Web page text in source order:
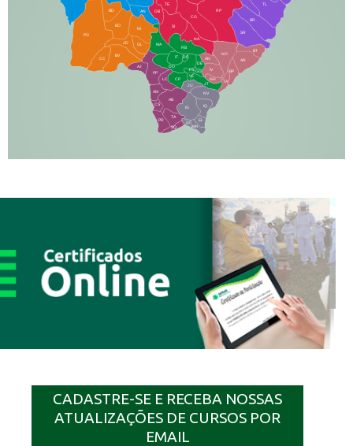
AN
TL
BR
SR
BT
AR
RP
CG
SI
NA
TA
NH
JT
RB
MA
IT
DR
DO
CP
JU
NV
IQ
EL
BD
BO
NI
JD
PO
BV
CC
PP
AJ
LC
AM
AB
JP
DB
TE
CS
PR
TA
SQ
IG
MN
NO
BP
GL
AN
IV
FS
VC
GD
DE
CADASTRE-SE E RECEBA NOSSAS
ATUALIZAÇÕES DE CURSOS POR
EMAIL